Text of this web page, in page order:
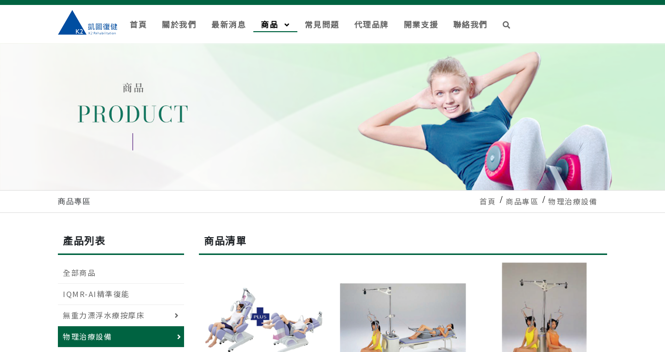
首頁 關於我們 最新消息 商品 常見問題 代理品牌 開業支援 聯絡我們
商品專區 首頁 商品專區 物理治療設備
產品列表
全部商品
IQMR-AI精準復能
無重力漂浮水療按摩床
物理治療設備
商品清單